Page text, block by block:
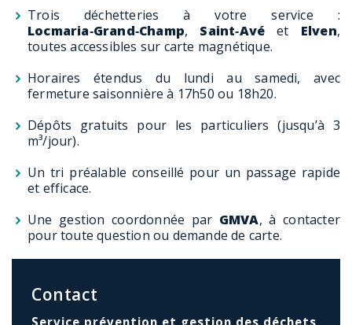
Trois déchetteries à votre service :
Locmaria‑Grand‑Champ, Saint‑Avé et Elven,
toutes accessibles sur carte magnétique.
Horaires étendus du lundi au samedi, avec
fermeture saisonnière à 17h50 ou 18h20.
Dépôts gratuits pour les particuliers (jusqu’à 3
m³/jour).
Un tri préalable conseillé pour un passage rapide
et efficace.
Une gestion coordonnée par GMVA, à contacter
pour toute question ou demande de carte.
Contact